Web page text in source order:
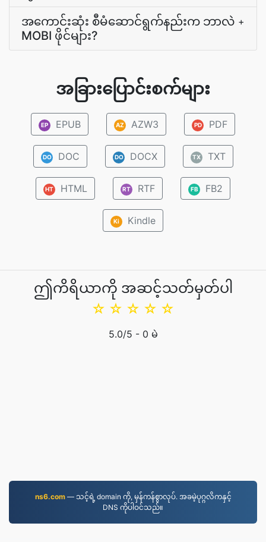
အကောင်းဆုံး စီမံဆောင်ရွက်နည်းက ဘာလဲ
MOBI ဖိုင်များ?
+
အခြားပြောင်းစက်များ
EP EPUB AZ AZW3 PD PDF
DO DOC DO DOCX TX TXT
HT HTML RT RTF FB FB2
Ki Kindle
ဤကိရိယာကို အဆင့်သတ်မှတ်ပါ
☆
☆
☆
☆
☆
5.0/5 - 0 မဲ
ns6.com— သင့်ရဲ့ domain ကို, မှန်ကန်စွာလုပ်. အခမဲ့ပုဂ္ဂလိကနှင့်
DNS ကိုပါဝင်သည်။